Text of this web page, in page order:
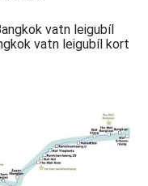
vatn leigubíl
vatn leigubíl kort